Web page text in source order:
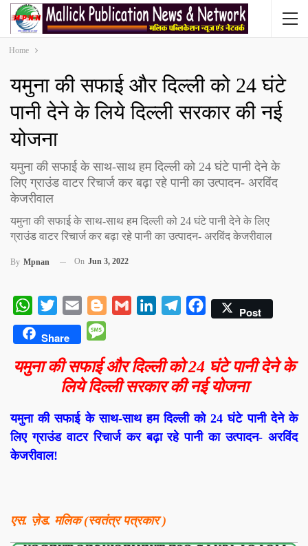
Home
यमुना की सफाई और दिल्ली को 24 घंटे
पानी देने के लिये दिल्ली सरकार की नई
योजना
यमुना की सफाई के साथ-साथ हम दिल्ली को 24 घंटे पानी देने के
लिए ग्राउंड वाटर रिचार्ज कर बढ़ा रहे पानी का उत्पादन- अरविंद
केजरीवाल
यमुना की सफाई के साथ-साथ हम दिल्ली को 24 घंटे पानी देने के लिए
ग्राउंड वाटर रिचार्ज कर बढ़ा रहे पानी का उत्पादन- अरविंद केजरीवाल
By Mpnan On Jun 3, 2022
WhatsApp
Twitter Email BloggerGmail LinkedInTelegramFacebookPost
Share
यमुना की सफाई और दिल्ली को 24 घंटे पानी देने के
लिये दिल्ली सरकार की नई योजना
यमुना की सफाई के साथ-साथ हम दिल्ली को 24 घंटे पानी देने के
लिए ग्राउंड वाटर रिचार्ज कर बढ़ा रहे पानी का उत्पादन- अरविंद
केजरीवाल!
एस. ज़ेड. मलिक (स्वतंत्र पत्रकार )